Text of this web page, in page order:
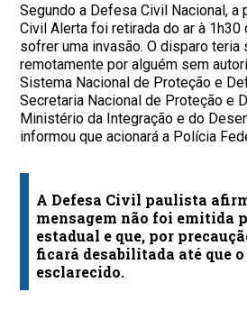
Segundo a Defesa Civil Nacional,
Civil Alerta foi retirada do ar à
sofrer uma invasão. O disparo
remotamente por alguém sem
Sistema Nacional de Proteção e
Secretaria Nacional de Proteção e
Ministério da Integração e do
informou que acionará a Polícia
A Defesa Civil paulista
mensagem não foi emitida
estadual e que, por
ficará desabilitada até que o
esclarecido.